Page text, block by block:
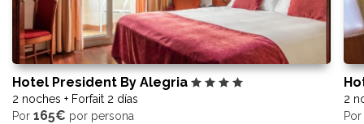
Hotel President By Alegria
2 noches + Forfait 2 días
Por 165€ por persona
2
Por